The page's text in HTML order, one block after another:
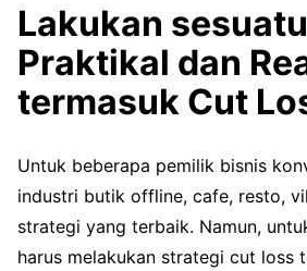
Lakukan
Praktikal dan
termasuk Cut
Untuk beberapa pemilik bisnis
industri butik offline, cafe, resto,
strategi yang terbaik. Namun,
harus melakukan strategi cut loss